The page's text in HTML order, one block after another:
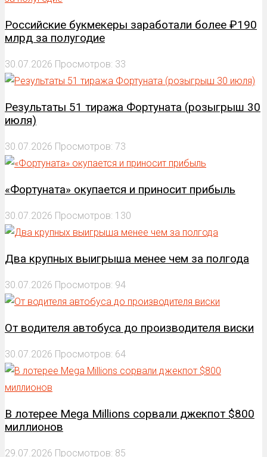
Российские букмекеры заработали более ₽190
млрд за полугодие
30.07.2026 Просмотров: 33
Результаты 51 тиража Фортуната (розыгрыш 30
июля)
30.07.2026 Просмотров: 73
«Фортуната» окупается и приносит прибыль
30.07.2026 Просмотров: 130
Два крупных выигрыша менее чем за полгода
30.07.2026 Просмотров: 94
От водителя автобуса до производителя виски
30.07.2026 Просмотров: 64
В лотерее Mega Millions сорвали джекпот $800
миллионов
29.07.2026 Просмотров: 85